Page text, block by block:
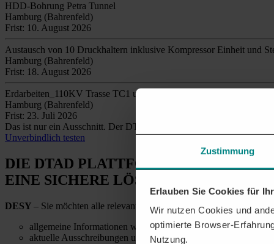
Zustimmung
Erlauben Sie Cookies für
Wir nutzen Cookies und
optimierte Browser-
Nutzung.
HDD-Bohrung Petra Tunnel
Hamburg (Bahrenfeld)
Frist: 10. August 2026
Austausch von 10 Druckhaltern inklusive Kompressor Einheit und
Hamburg (Bahrenfeld)
Frist: 18. August 2026
Erdarbeiten_110KV Trasse TC1 und TF1 offene Bauweise
Hamburg (Bahrenfeld)
Frist: 23. Juli 2026
Das ist nur ein Ausschnitt. Der DTAD findet täglich
Unverbindlich testen
DIE DTAD PLATTFORM
EINE SICHERE LÖSUNG
DESY – Sie möchten alle relevanten Ausschreibungen und
allgemeine Informationen wie Telefonnummern und E-Mail-
aktuelle Ausschreibungen und Details zu vergebenen Aufträgen,